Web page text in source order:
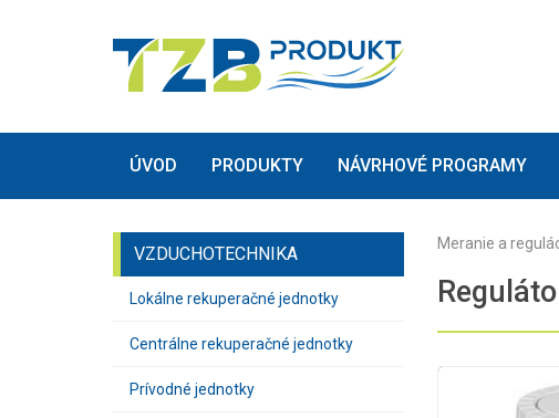
ÚVOD PRODUKTY NÁVRHOVÉ PROGRAMY
VZDUCHOTECHNIKA
Lokálne rekuperačné jednotky
Centrálne rekuperačné jednotky
Prívodné jednotky
Meranie a